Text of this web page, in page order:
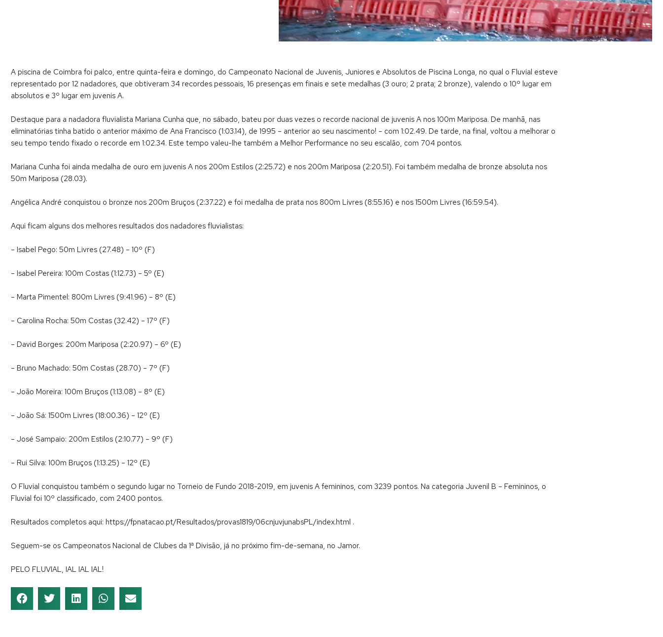
A piscina de Coimbra foi palco, entre quinta-feira e domingo, do Campeonato Nacional de Juvenis, Juniores e Absolutos de Piscina Longa, no qual o Fluvial esteve
representado por 12 nadadores, que obtiveram 34 recordes pessoais, 16 presenças em finais e sete medalhas (3 ouro; 2 prata; 2 bronze), valendo o 10º lugar em
absolutos e 3º lugar em juvenis A.
Destaque para a nadadora fluvialista Mariana Cunha que, no sábado, bateu por duas vezes o recorde nacional de juvenis A nos 100m Mariposa. De manhã, nas
eliminatórias tinha batido o anterior máximo de Ana Francisco (1:03.14), de 1995 – anterior ao seu nascimento! – com 1:02.49. De tarde, na final, voltou a melhorar o
seu tempo tendo fixado o recorde em 1:02.34. Este tempo valeu-lhe também a Melhor Performance no seu escalão, com 704 pontos.
Mariana Cunha foi ainda medalha de ouro em juvenis A nos 200m Estilos (2:25.72) e nos 200m Mariposa (2:20.51). Foi também medalha de bronze absoluta nos
50m Mariposa (28.03).
Angélica André conquistou o bronze nos 200m Bruços (2:37.22) e foi medalha de prata nos 800m Livres (8:55.16) e nos 1500m Livres (16:59.54).
Aqui ficam alguns dos melhores resultados dos nadadores fluvialistas:
– Isabel Pego: 50m Livres (27.48) – 10º (F)
– Isabel Pereira: 100m Costas (1:12.73) – 5º (E)
– Marta Pimentel: 800m Livres (9:41.96) – 8º (E)
– Carolina Rocha: 50m Costas (32.42) – 17º (F)
– David Borges: 200m Mariposa (2:20.97) – 6º (E)
– Bruno Machado: 50m Costas (28.70) – 7º (F)
– João Moreira: 100m Bruços (1:13.08) – 8º (E)
– João Sá: 1500m Livres (18:00.36) – 12º (E)
– José Sampaio: 200m Estilos (2:10.77) – 9º (F)
– Rui Silva: 100m Bruços (1:13.25) – 12º (E)
O Fluvial conquistou também o segundo lugar no Torneio de Fundo 2018-2019, em juvenis A femininos, com 3239 pontos. Na categoria Juvenil B – Femininos, o
Fluvial foi 10º classificado, com 2400 pontos.
Resultados completos aqui: https://fpnatacao.pt/Resultados/provas1819/06cnjuvjunabsPL/index.html .
Seguem-se os Campeonatos Nacional de Clubes da 1ª Divisão, já no próximo fim-de-semana, no Jamor.
PELO FLUVIAL, IAL IAL IAL!